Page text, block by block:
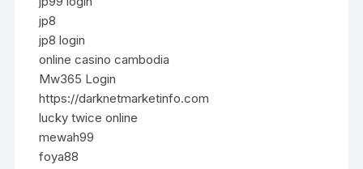
jp8
jp8 login
online casino cambodia
Mw365 Login
https://darknetmarketinfo.com
lucky twice online
mewah99
foya88